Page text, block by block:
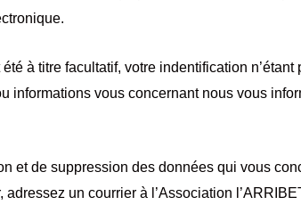
à titre facultatif, votre indentification
vous concernant nous vous
et de suppression des données qui vous
un courrier à l’Association